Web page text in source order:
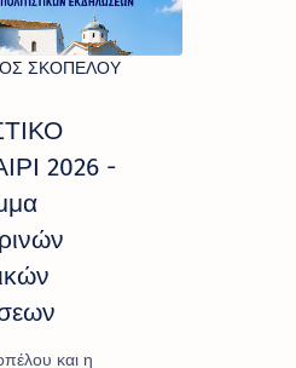
2026 -
και η